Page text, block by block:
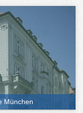
München